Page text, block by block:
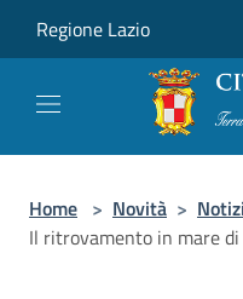
Regione Lazio
Home > Novità >
Il ritrovamento in mare